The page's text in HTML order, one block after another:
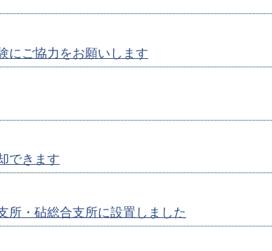
にご協力をお願いします
できます
所・砧総合支所に設置しました